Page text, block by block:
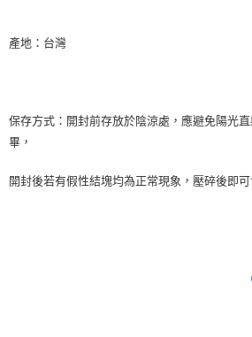
產地：台灣
保存方式：開封前存放於陰涼處，應避免陽光
畢，
開封後若有假性結塊均為正常現象，壓碎後即可